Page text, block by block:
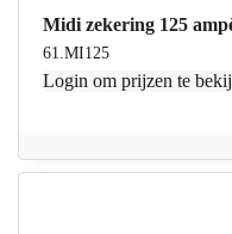
Midi zekering 125
61.MI125
Login om prijzen te